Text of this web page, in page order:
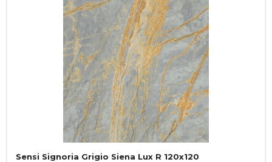
Sensi Signoria Grigio Siena Lux R 120x120